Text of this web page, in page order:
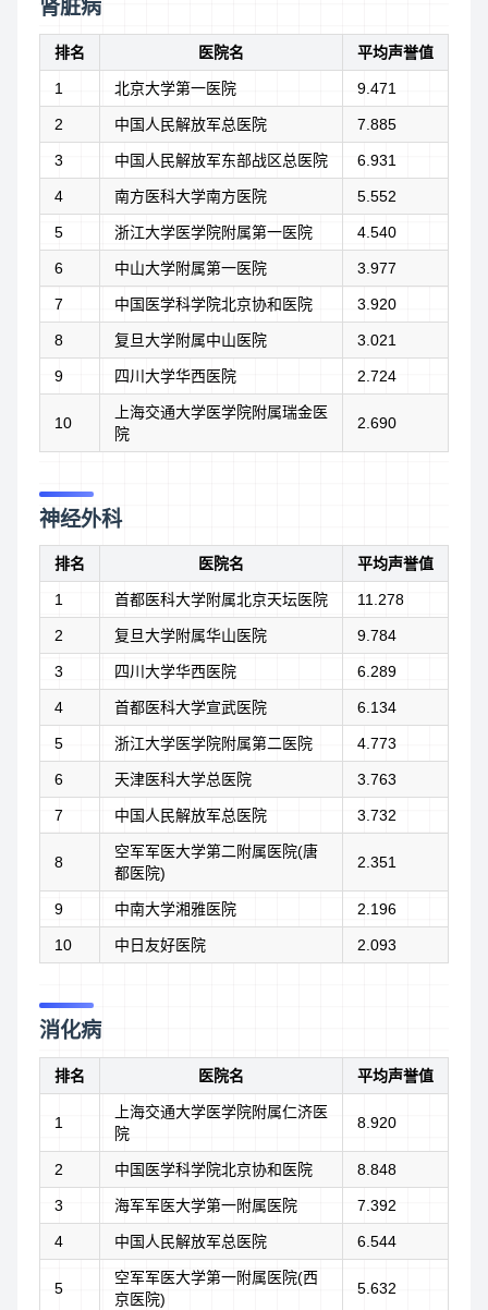
肾脏病
排名 医院名 平均声誉值
1 北京大学第一医院 9.471
2 中国人民解放军总医院 7.885
3 中国人民解放军东部战区总医院 6.931
4 南方医科大学南方医院 5.552
5 浙江大学医学院附属第一医院 4.540
6 中山大学附属第一医院 3.977
7 中国医学科学院北京协和医院 3.920
8 复旦大学附属中山医院 3.021
9 四川大学华西医院 2.724
10
上海交通大学医学院附属瑞金医
院
2.690
神经外科
排名 医院名 平均声誉值
1 首都医科大学附属北京天坛医院 11.278
2 复旦大学附属华山医院 9.784
3 四川大学华西医院 6.289
4 首都医科大学宣武医院 6.134
5 浙江大学医学院附属第二医院 4.773
6 天津医科大学总医院 3.763
7 中国人民解放军总医院 3.732
8
空军军医大学第二附属医院(唐
都医院)
2.351
9 中南大学湘雅医院 2.196
10 中日友好医院 2.093
消化病
排名 医院名 平均声誉值
1
上海交通大学医学院附属仁济医
院
8.920
2 中国医学科学院北京协和医院 8.848
3 海军军医大学第一附属医院 7.392
4 中国人民解放军总医院 6.544
5
空军军医大学第一附属医院(西
京医院)
5.632